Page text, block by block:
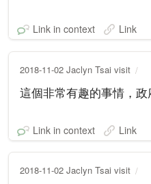
Link in context Link
2018-11-02 Jaclyn Tsai visit
這個非常有趣的事情，政
Link in context Link
2018-11-02 Jaclyn Tsai visit